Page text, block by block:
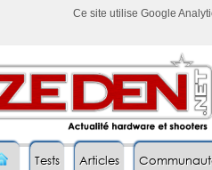
Ce site utilise Google
Tests Articles